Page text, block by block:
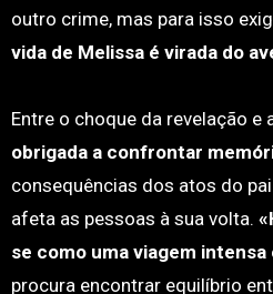
outro crime, mas para isso
vida de Melissa é virada do
Entre o choque da revelação e
obrigada a confrontar
consequências dos atos do
afeta as pessoas à sua volta.
se como uma viagem intensa
procura encontrar equilíbrio